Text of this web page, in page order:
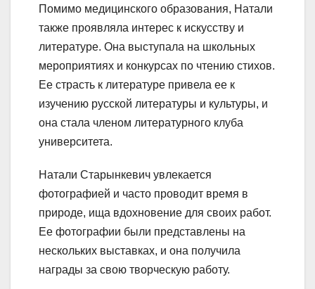
Помимо медицинского образования, Натали
также проявляла интерес к искусству и
литературе. Она выступала на школьных
мероприятиях и конкурсах по чтению стихов.
Ее страсть к литературе привела ее к
изучению русской литературы и культуры, и
она стала членом литературного клуба
университета.
Натали Старынкевич увлекается
фотографией и часто проводит время в
природе, ища вдохновение для своих работ.
Ее фотографии были представлены на
нескольких выставках, и она получила
награды за свою творческую работу.